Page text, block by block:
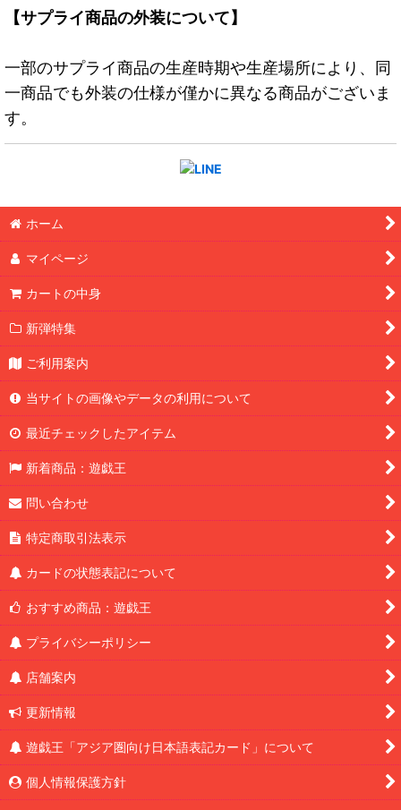
【サプライ商品の外装について】
一部のサプライ商品の生産時期や生産場所により、同
一商品でも外装の仕様が僅かに異なる商品がございま
す。
ホーム
マイページ
カートの中身
新弾特集
ご利用案内
当サイトの画像やデータの利用について
最近チェックしたアイテム
新着商品：遊戯王
問い合わせ
特定商取引法表示
カードの状態表記について
おすすめ商品：遊戯王
プライバシーポリシー
店舗案内
更新情報
遊戯王「アジア圏向け日本語表記カード」について
個人情報保護方針